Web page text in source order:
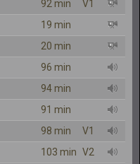
92 min
V1
19 min
20 min
96 min
94 min
91 min
98 min
V1
103 min V2